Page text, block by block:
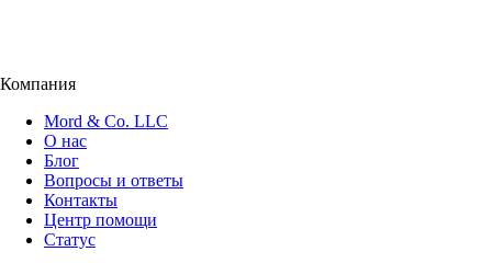
Компания
Mord & Co. LLC
О нас
Блог
Вопросы и ответы
Контакты
Центр помощи
Статус